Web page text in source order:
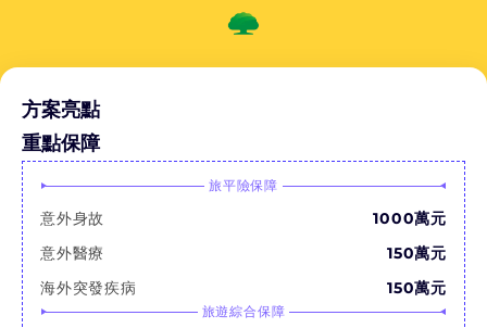
方案亮點
重點保障
旅平險保障
意外身故
1000萬元
意外醫療
150萬元
海外突發疾病
150萬元
旅遊綜合保障